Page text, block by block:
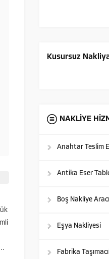
Kusursuz
NAKLİYE
Anahtar Teslim
Antika Eser Tablo
Boş Nakliye
Eşya Nakliyesi
Fabrika